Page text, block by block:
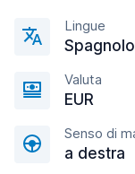
Lingue
Valuta
EUR
Senso di
a destra